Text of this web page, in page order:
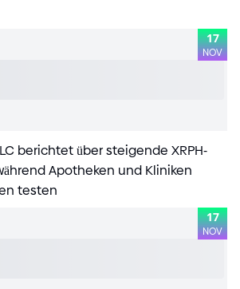
17
NOV
berichtet über steigende XRPH-
Apotheken und Kliniken
testen
17
NOV